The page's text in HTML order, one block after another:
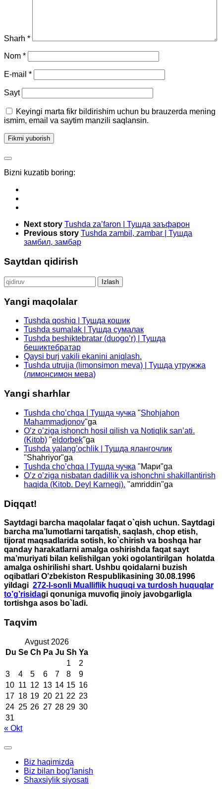
Sharh *
Nom *
E-mail *
Sayt
Keyingi marta fikr bildirishim uchun bu brauzerda mening
ismim, email va saytim manzili saqlansin.
Bizni kuzatib boring:
Next story Tushda za’faron | Тушда заъфарон
Previous story Tushda zambil, zambar | Тушда
замбил, замбар
Saytdan qidirish
Qidirshish:
Yangi maqolalar
Tushda qoshiq | Тушда кошик
Tushda sumalak | Тушда сумалак
Tushda beshiktebratar (duogo’r) | Тушда
бешиктебратар
Qaysi burj vakili ekanini aniqlash.
Tushda utrujja (limonsimon meva) | Тушда утружжа
(лимонсимон мева)
Yangi sharhlar
Tushda cho’chqa | Тушда чучка "Shohjahon
Mahammadjonov"ga
O’z o’ziga ishonch hosil qilish va Notiqlik san’ati.
(Kitob) "eldorbek"ga
Tushda yalang’ochlik | Тушда ялангочлик
"Shahriyor"ga
Tushda cho’chqa | Тушда чучка "Мари"ga
O’z o’ziga nisbatan dadillik va ishonchni shakillantirish
haqida (Kitob. Deyl Karnegi). "amriddin"ga
Diqqat!
Saytdagi barcha maqolalar faqat o`qish uchun. Saytdagi
barcha ma’lumotlarni tarqatish, saqlash, chop etish,
tijorat maqsadlarida sotish, ko`chirish va boshqa har
qanday harakatlarni amalga oshirishda faqat sayt
ma’muriyati bilan kelishilgan yoki ogolantirilgan holatda
amalga oshirilishi shart. Ushbu qoidalarni buzish
oqibatlari O’zbekiston Respublikasining 30.08.1996
yildagi 272-I-sonli Mualliflik huquqi va turdosh huquqlar
to’g’risidagi qonuniga muvofiq jinoiy javobgarligla
tortishga asos bo`ladi.
Taqvim
Avgust 2026
Du Se Ch Pa Ju Sh Ya
1
2
3
4 5 6 7 8
9
10 11 12 13 14 15 16
17 18 19 20 21 22 23
24 25 26 27 28 29 30
31
« Okt
Biz haqimizda
Biz bilan bog’lanish
Shaxsiylik siyosati